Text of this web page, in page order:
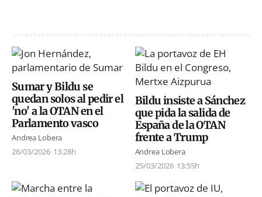
Sumar y Bildu se
quedan solos al pedir el
'no' a la OTAN en el
Parlamento vasco
Andrea Lobera
26/03/2026 13:28h
Bildu insiste a Sánchez
que pida la salida de
España de la OTAN
frente a Trump
Andrea Lobera
25/03/2026 13:55h